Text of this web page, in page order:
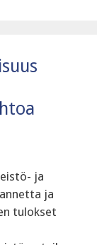
ja
ja
tulokset